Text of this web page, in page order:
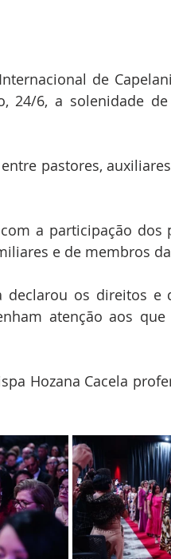
de
24/6, a solenidade
pastores,
a participação dos
e de membros
os direitos e
atenção aos
Hozana Cacela